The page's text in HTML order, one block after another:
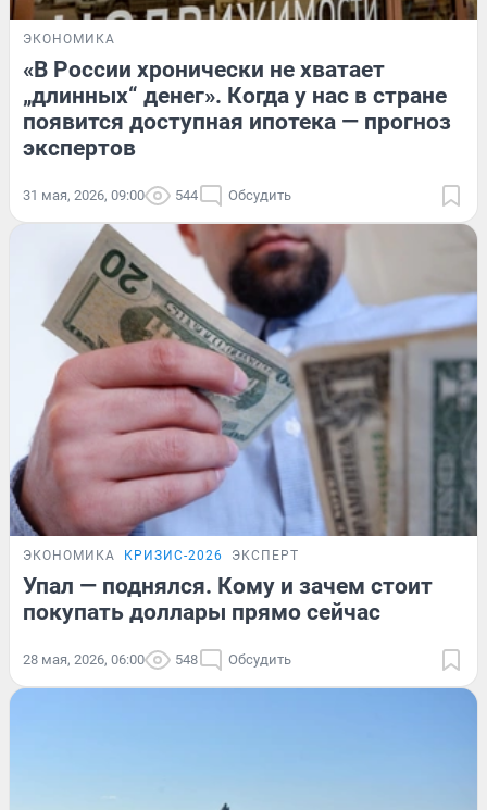
ЭКОНОМИКА
«В России хронически не хватает
„длинных“ денег». Когда у нас в стране
появится доступная ипотека — прогноз
экспертов
31 мая, 2026, 09:00 544 Обсудить
ЭКОНОМИКА КРИЗИС-2026 ЭКСПЕРТ
Упал — поднялся. Кому и зачем стоит
покупать доллары прямо сейчас
28 мая, 2026, 06:00 548 Обсудить